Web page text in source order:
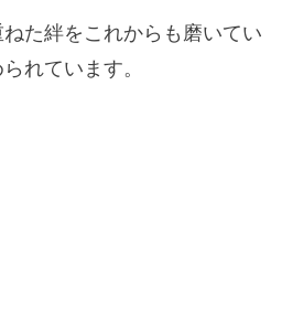
た絆をこれからも磨いてい
れています。